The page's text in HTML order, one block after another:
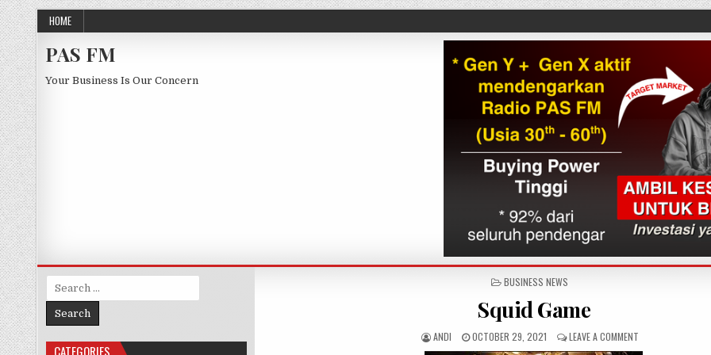
Skip to content
HOME
PAS FM
Your Business Is Our Concern
POSTED IN
BUSINESS NEWS
Squid Game
AUTHOR:
ANDI PUBLISHED DATE:
OCTOBER 29, 2021 LEAVE A COMMENTON SQUID GAME
Search for:
CATEGORIES